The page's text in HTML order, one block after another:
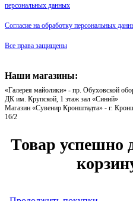
персональных данных
Согласие на обработку персональных
Все права защищены
Наши магазины:
«Галерея майолики» - пр. Обуховской
ДК им. Крупской, 1 этаж зал «Синий»
Магазин «Сувенир Кронштадта» - г.
16/2
Товар успешно